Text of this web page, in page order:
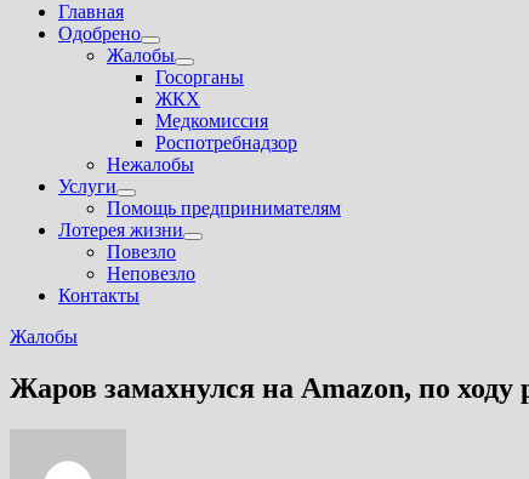
Главная
Одобрено
Показать
подменю
Жалобы
Показать
подменю
Госорганы
ЖКХ
Медкомиссия
Роспотребнадзор
Нежалобы
Услуги
Показать
подменю
Помощь предпринимателям
Лотерея жизни
Показать
Повезло
Неповезло
Контакты
Жалобы
Жаров замахнулся на Аmazon, по